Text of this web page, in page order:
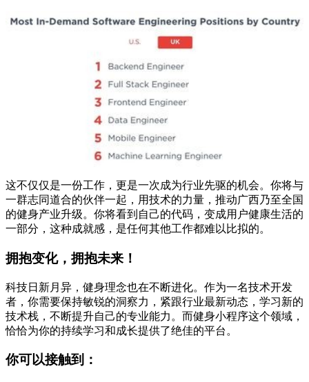
这不仅仅是一份工作，更是一次成为行业先驱的机会。你将与
一群志同道合的伙伴一起，用技术的力量，推动广西乃至全国
的健身产业升级。你将看到自己的代码，变成用户健康生活的
一部分，这种成就感，是任何其他工作都难以比拟的。
拥抱变化，拥抱未来！
科技日新月异，健身理念也在不断进化。作为一名技术开发
者，你需要保持敏锐的洞察力，紧跟行业最新动态，学习新的
技术栈，不断提升自己的专业能力。而健身小程序这个领域，
恰恰为你的持续学习和成长提供了绝佳的平台。
你可以接触到：